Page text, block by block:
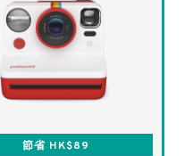
節省 HK$89